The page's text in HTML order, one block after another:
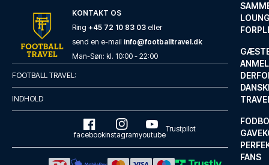
FANS
Albergo Rossini 1936 Small & Charming
Med et ophold ved Albergo Ross...
LÆS MERE OM HOTELLET
KONTAKT OS
Ring +45 72 10 83 03 eller
send en e-mail info@footballtravel.dk
Man-Søn: kl. 10:00 - 22:00
FOOTBALL TRAVEL:
INDHOLD
facebookinstagramyoutube
Trustpilot